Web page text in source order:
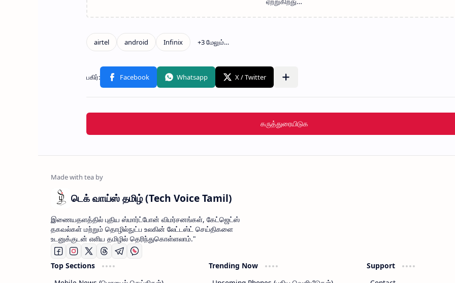
கருத்துரையிடுக
டெக் வாய்ஸ் தமிழ் (Tech Voice Tamil)
இணையதளத்தில் புதிய ஸ்மார்ட்போன் விமர்சனங்கள், கேட்ஜெட்ஸ்
தகவல்கள் மற்றும் தொழில்நுட்ப உலகின் லேட்டஸ்ட் செய்திகளை
உடனுக்குடன் எளிய தமிழில் தெரிந்துகொள்ளலாம்."
Top Sections
Trending Now
Support